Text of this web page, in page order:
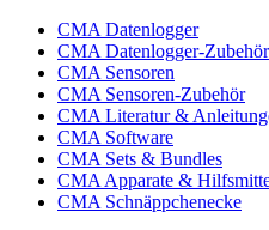
CMA Datenlogger
CMA Datenlogger-Zubehör
CMA Sensoren
CMA Sensoren-Zubehör
CMA Literatur &
CMA Software
CMA Sets & Bundles
CMA Apparate &
CMA Schnäppchenecke